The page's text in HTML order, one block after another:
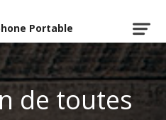
Portable
de toutes